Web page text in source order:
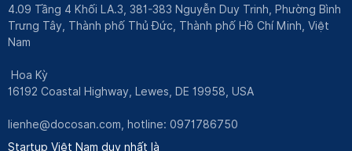
4.09 Tầng 4 Khối LA.3, 381-383 Nguyễn Duy Trinh, Phường Bình
Trưng Tây, Thành phố Thủ Đức, Thành phố Hồ Chí Minh, Việt
Nam
Hoa Kỳ
16192 Coastal Highway, Lewes, DE 19958, USA
lienhe@docosan.com , hotline: 0971786750
Startup Việt Nam duy nhất là